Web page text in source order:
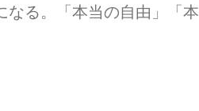
なる。「本当の自由」「本